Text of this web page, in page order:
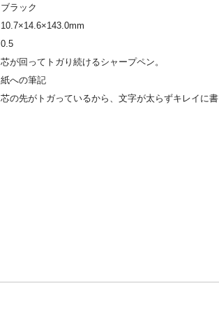
ブラック
10.7×14.6×143.0mm
0.5
芯が回ってトガり続けるシャープペン。
紙への筆記
芯の先がトガっているから、文字が太らずキレイに書